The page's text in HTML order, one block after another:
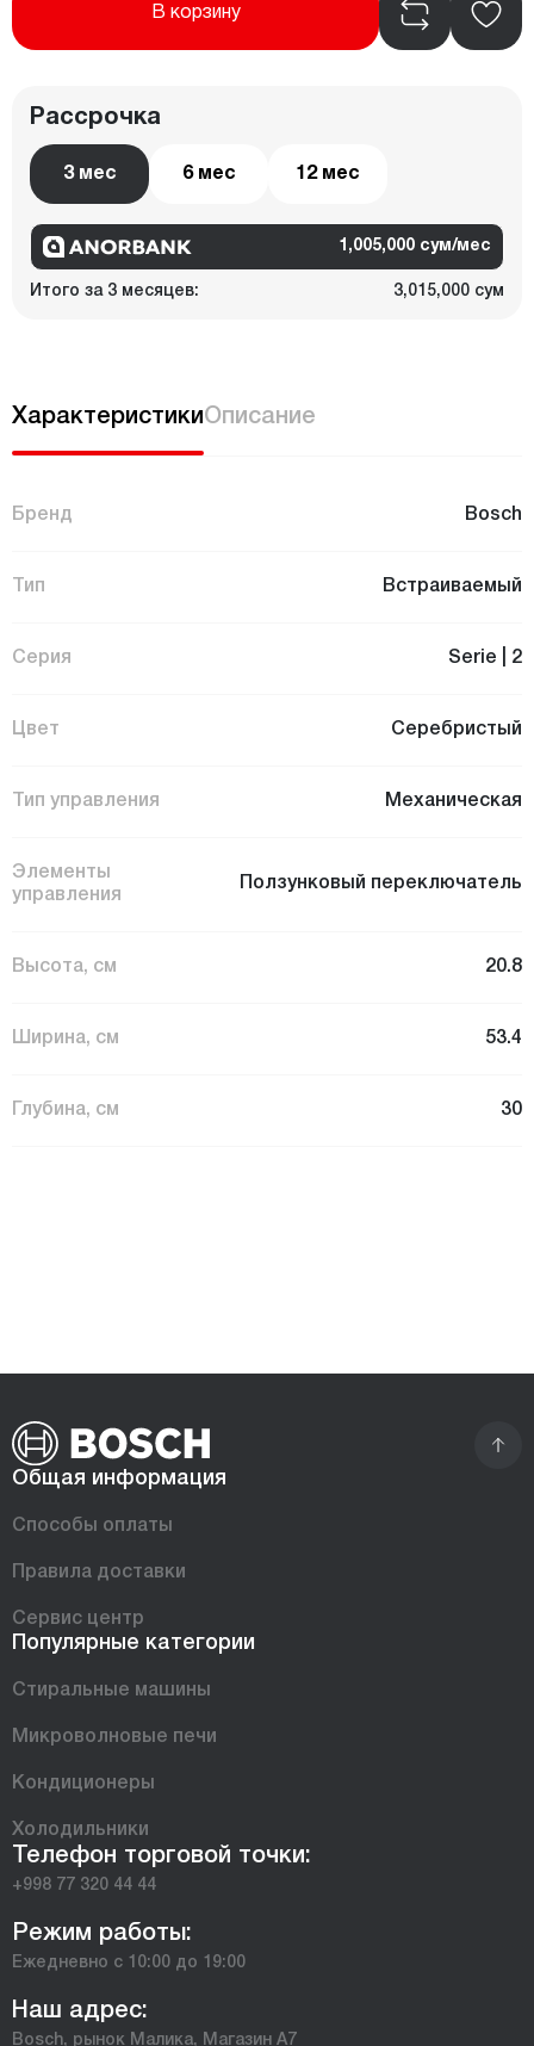
В корзину
Рассрочка
3 мес 6 мес 12 мес
1,005,000 сум/мес
Итого за 3 месяцев: 3,015,000 сум
ХарактеристикиОписание
Бренд Bosch
Тип Встраиваемый
Серия Serie | 2
Цвет Cеребристый
Тип управления Механическая
Элементы
управления
Ползунковый переключатель
Высота, см 20.8
Ширина, см 53.4
Глубина, см 30
Общая информация
Способы оплаты
Правила доставки
Сервис центр
Популярные категории
Стиральные машины
Микроволновые печи
Кондиционеры
Холодильники
Телефон торговой точки:
+998 77 320 44 44
Режим работы:
Ежедневно с 10:00 до 19:00
Наш адрес:
Bosch, рынок Малика, Магазин А7